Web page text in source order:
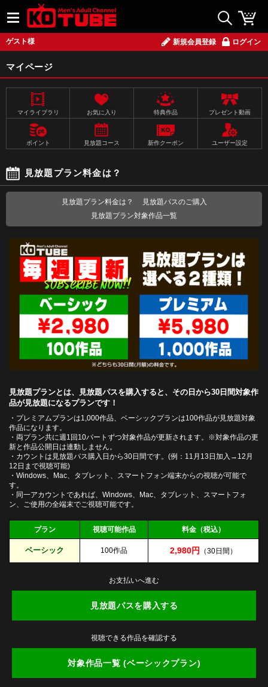
ゲスト様 新規会員登録 ログイン
マイページ
マイライブラリ お気に入り 特典作品 プレゼント動画
ポイント 見放題コース 新作クーポン ユーザー設定
見放題プラン料金は？
見放題プラン料金は？
見放題パスのご購入
見放題プラン対象作品一覧
見放題プランとは、見放題パスを購入すると、その日から30日間対象作
品が見放題になるプランです！
・プレミアムプランは1,000作品、ベーシックプランは100作品が見放題対象
作品になります。
・両プラン共に週1回10パートずつ対象作品が更新されます。※対象作品の更
新と作品公開日は連動しません。
・カウントは見放題パス購入日から30日間です。(例：11月13日加入→12月
12日まで視聴可能)
・Windows、Mac、タブレット、スマートフォン端末からの視聴が可能で
す。
・同一アカウントであれば、Windows、Mac、タブレット、スマートフォ
ン、ご使用の全端末でご視聴可能です。
プラン 視聴可能作品 料金（税込）
ベーシック 100作品 2,980円 （30日間）
お支払いへ進む
見放題パスを購入する
視聴できる作品を確認する
対象作品一覧 (ベーシックプラン)